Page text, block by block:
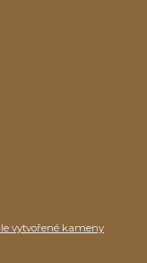
vytvořené kameny